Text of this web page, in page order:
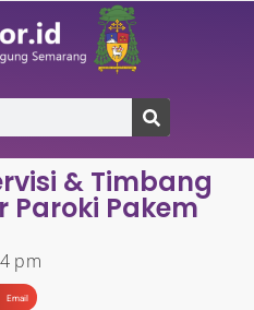
& Timbang
Paroki Pakem
pm
Email